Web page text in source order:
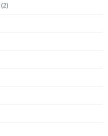
(2)